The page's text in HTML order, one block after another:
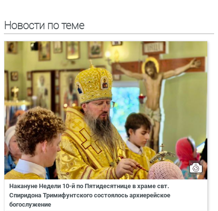
Новости по теме
Накануне Недели 10-й по Пятидесятнице в храме свт.
Спиридона Тримифунтского состоялось архиерейское
богослужение